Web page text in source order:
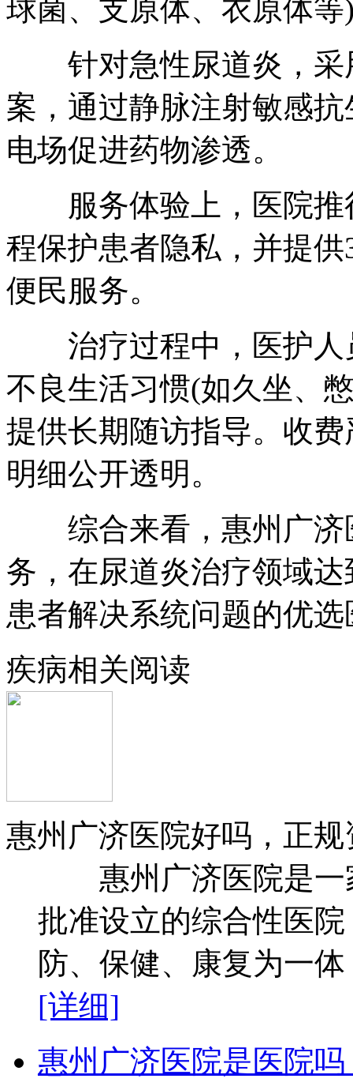
球菌、支原体、衣原体等
针对急性尿道炎，采
案，通过静脉注射敏感
电场促进药物渗透。
服务体验上，医院推
程保护患者隐私，并提
便民服务。
治疗过程中，医护人
不良生活习惯(如久坐、
提供长期随访指导。收
明细公开透明。
综合来看，惠州广济
务，在尿道炎治疗领域
患者解决系统问题的优
疾病相关阅读
惠州广济医院好吗，正规
惠州广济医院是一
批准设立的综合性医
防、保健、康复为一
[详细]
惠州广济医院是医院吗